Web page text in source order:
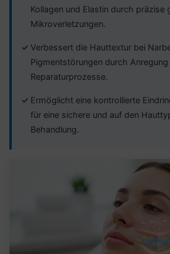
Kollagen und Elastin durch präzise
Mikroverletzungen.
Verbessert die Hauttextur bei
Pigmentstörungen durch
Reparaturprozesse.
Ermöglicht eine kontrollierte
für eine sichere und auf den
Behandlung.